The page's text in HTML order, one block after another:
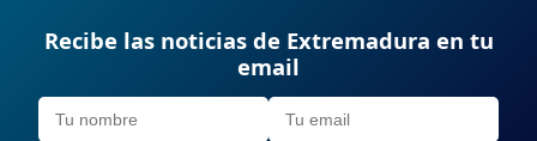
Recibe las noticias de Extremadura en tu
email